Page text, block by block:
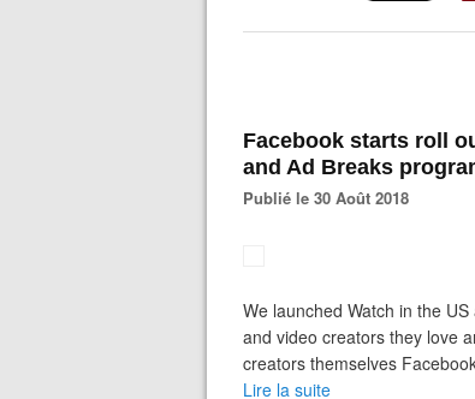
Facebook starts roll
and Ad Breaks
Publié le 30 Août 2018
We launched Watch in the
and video creators they love
creators themselves
Lire la suite